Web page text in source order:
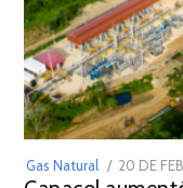
Gas Natural
POSTED
20 DE